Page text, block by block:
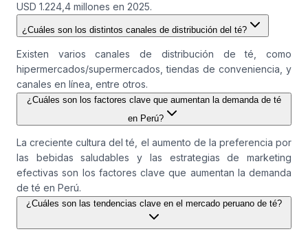
USD 1.224,4 millones en 2025.
¿Cuáles son los distintos canales de distribución del té?
Existen varios canales de distribución de té, como
hipermercados/supermercados, tiendas de conveniencia, y
canales en línea, entre otros.
¿Cuáles son los factores clave que aumentan la demanda de té
en Perú?
La creciente cultura del té, el aumento de la preferencia por
las bebidas saludables y las estrategias de marketing
efectivas son los factores clave que aumentan la demanda
de té en Perú.
¿Cuáles son las tendencias clave en el mercado peruano de té?